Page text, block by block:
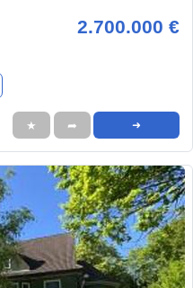
2.700.000 €
★ ➦ ➜